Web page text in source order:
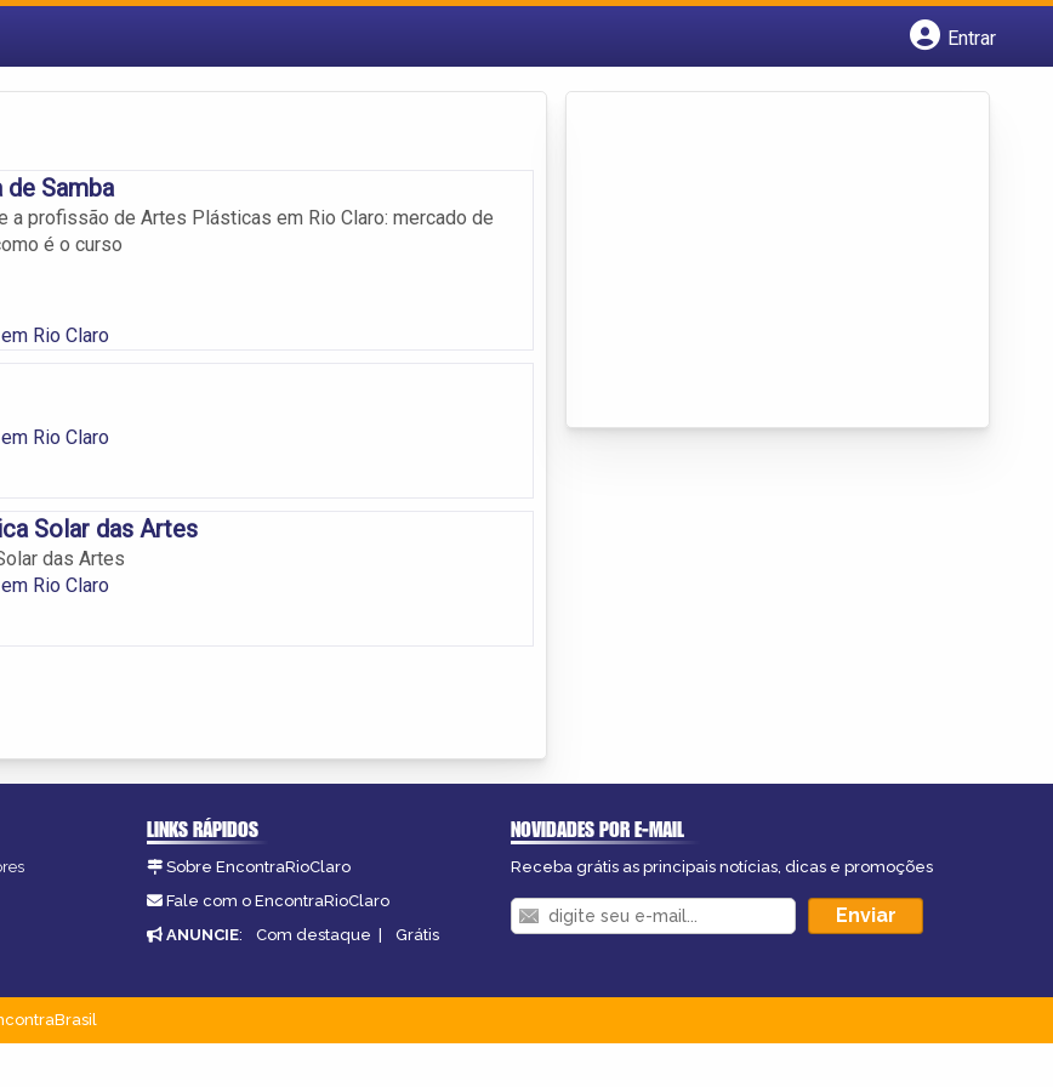
Entrar
de Samba
a profissão de Artes Plásticas em Rio Claro: mercado de
é o curso
Rio Claro
Rio Claro
Solar das Artes
das Artes
Rio Claro
LINKS RÁPIDOS
Sobre EncontraRioClaro
Fale com o EncontraRioClaro
ANUNCIE: Com destaque | Grátis
NOVIDADES POR E-MAIL
Receba grátis as principais notícias, dicas e promoções